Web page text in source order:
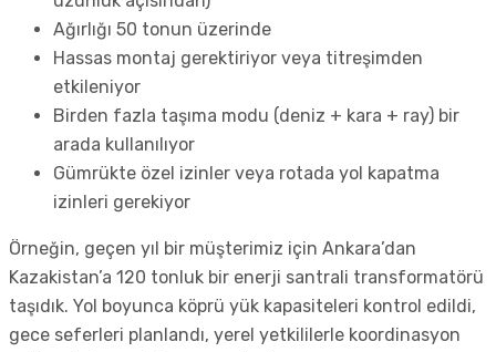
Ağırlığı 50 tonun üzerinde
Hassas montaj gerektiriyor veya titreşimden
etkileniyor
Birden fazla taşıma modu (deniz + kara + ray) bir
arada kullanılıyor
Gümrükte özel izinler veya rotada yol kapatma
izinleri gerekiyor
Örneğin, geçen yıl bir müşterimiz için Ankara’dan
Kazakistan’a 120 tonluk bir enerji santrali transformatörü
taşıdık. Yol boyunca köprü yük kapasiteleri kontrol edildi,
gece seferleri planlandı, yerel yetkililerle koordinasyon